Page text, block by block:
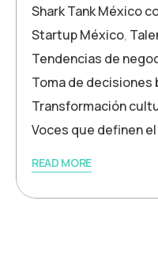
Shark Tank México
Startup México,
Tendencias de
Toma de decisiones
Transformación
Voces que definen
READ MORE